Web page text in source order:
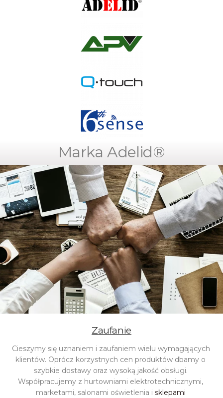
Marka Adelid®
Zaufanie
Cieszymy się uznaniem i zaufaniem wielu wymagających
klientów. Oprócz korzystnych cen produktów dbamy o
szybkie dostawy oraz wysoką jakość obsługi.
Współpracujemy z hurtowniami elektrotechnicznymi,
marketami, salonami oświetlenia i sklepami